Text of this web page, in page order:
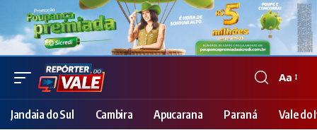
Font
Resizer
Aa
Jandaia do Sul Cambira Apucarana Paraná Vale do